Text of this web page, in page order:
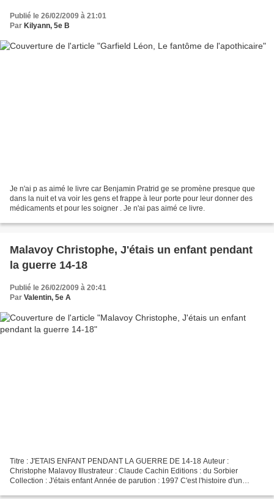
Publié le 26/02/2009 à 21:01
Par Kilyann, 5e B
Je n'ai p as aimé le livre car Benjamin Pratrid ge se promène presque que
dans la nuit et va voir les gens et frappe à leur porte pour leur donner des
médicaments et pour les soigner . Je n'ai pas aimé ce livre.
Malavoy Christophe, J'étais un enfant pendant
la guerre 14-18
Publié le 26/02/2009 à 20:41
Par Valentin, 5e A
Titre : J'ETAIS ENFANT PENDANT LA GUERRE DE 14-18 Auteur :
Christophe Malavoy Illustrateur : Claude Cachin Editions : du Sorbier
Collection : J'étais enfant Année de parution : 1997 C'est l'histoire d'un